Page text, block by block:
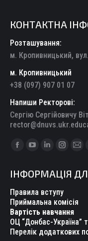
КОНТАКТНА
Розташування:
м. Кропивницький,
м. Кропивницький
+38 (097) 907 01 07
Напиши Ректорові:
Сергію Сергійовичу
Find us on:
Facebook
opens
in
new
window
YouTube
opens
in
new
window
Linkedin
opens
in
new
window
opens
in
new
window
Mail
new
ІНФОРМАЦІЯ
Правила вступу
Приймальна комісія
Вартість навчання
ОЦ “Донбас-Україна”
Перелік додаткових